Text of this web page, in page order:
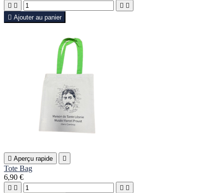
   
 Ajouter au panier
 Aperçu rapide 
Tote Bag
6,90 €
   